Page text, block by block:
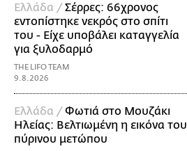
Ελλάδα /Σέρρες: 66χρονος
εντοπίστηκε νεκρός στο σπίτι
του - Είχε υποβάλει καταγγελία
για ξυλοδαρμό
THE LIFO TEAM
9.8.2026
Ελλάδα /Φωτιά στο Μουζάκι
Ηλείας: Βελτιωμένη η εικόνα του
πύρινου μετώπου